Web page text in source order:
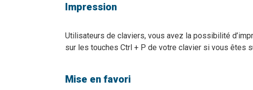
Impression
Utilisateurs de claviers, vous avez la possibilité
sur les touches Ctrl + P de votre clavier si vous êtes
Mise en favori